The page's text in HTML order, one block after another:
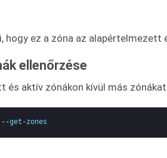
hogy ez a zóna az
ellenőrzése
és aktív zónákon kívül más
--get -zones